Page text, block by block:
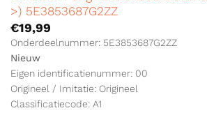
>) 5E3853687G2ZZ
€19,99
Onderdeelnummer: 5E3853687G2ZZ
Nieuw
Eigen identificatienummer: 00
Origineel / Imitatie: Origineel
Classificatiecode: A1